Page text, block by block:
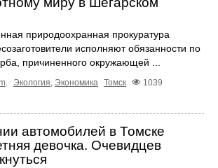
природоохранная прокуратура
исполняют обязанности по
причиненного окружающей ...
. Экология, Экономика Томск
1039
автомобилей в Томске
девочка. Очевидцев